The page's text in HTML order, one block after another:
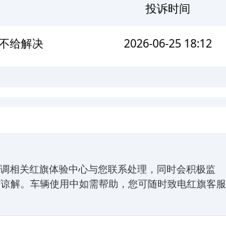
投诉时间
给解决 2026-06-25 18:12
相关红旗体验中心与您联系处理，同时会积极监
解。车辆使用中如需帮助，您可随时致电红旗客服